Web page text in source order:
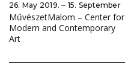
26. May 2019. ‒ 15. September
MűvészetMalom – Center for
Modern and Contemporary
Art